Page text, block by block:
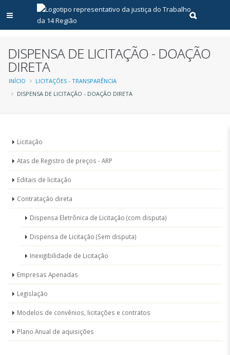
Abrir menu principal
Realizar
DISPENSA DE LICITAÇÃO - DOAÇÃO
DIRETA
Trilha
INÍCIO
LICITAÇÕES - TRANSPARÊNCIA
DISPENSA DE LICITAÇÃO - DOAÇÃO DIRETA
Menu
Licitações
Licitação
Atas de Registro de preços - ARP
Editais de licitação
Contratação direta
Dispensa Eletrônica de Licitação (com disputa)
Dispensa de Licitação (Sem disputa)
Inexigibilidade de Licitação
Empresas Apenadas
Legislação
Modelos de convênios, licitações e contratos
Plano Anual de aquisições